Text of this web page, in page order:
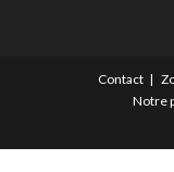
Contact
Notre